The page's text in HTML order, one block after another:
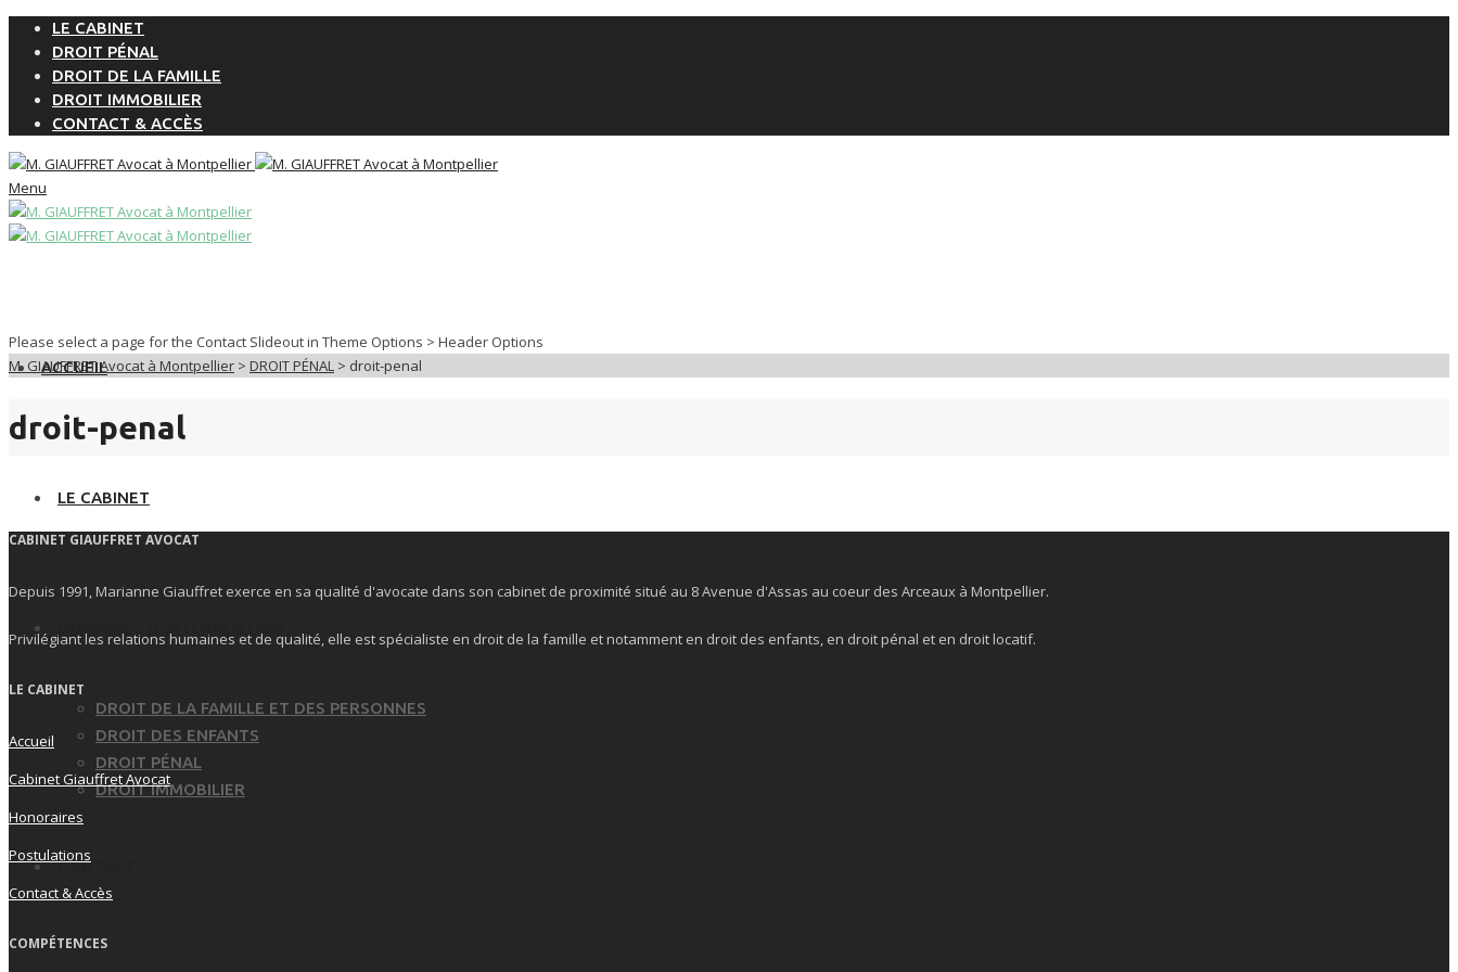
LE CABINET
DROIT PÉNAL
DROIT DE LA FAMILLE
DROIT IMMOBILIER
CONTACT & ACCÈS
Menu
ACCUEIL
LE CABINET
DROIT DE LA FAMILLE ET DES PERSONNES
DROIT DES ENFANTS
DROIT PÉNAL
DROIT IMMOBILIER
CONTACT
Please select a page for the Contact Slideout in Theme Options > Header Options
M. GIAUFFRET Avocat à Montpellier > DROIT PÉNAL > droit-penal
droit-penal
CABINET GIAUFFRET AVOCAT
Depuis 1991, Marianne Giauffret exerce en sa qualité d'avocate dans son cabinet de proximité situé au 8 Avenue d'Assas au coeur des Arceaux à Montpellier.
Privilégiant les relations humaines et de qualité, elle est spécialiste en droit de la famille et notamment en droit des enfants, en droit pénal et en droit locatif.
LE CABINET
Accueil
Cabinet Giauffret Avocat
Honoraires
Postulations
Contact & Accès
COMPÉTENCES